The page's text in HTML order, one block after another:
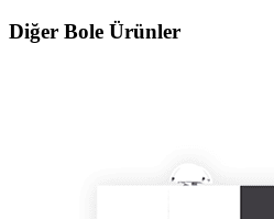
Diğer Bole Ürünler